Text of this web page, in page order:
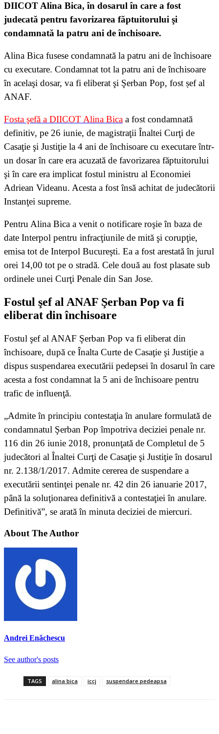
DIICOT Alina Bica, în dosarul în care a fost
judecată pentru favorizarea făptuitorului şi
condamnată la patru ani de închisoare.
Alina Bica fusese condamnată la patru ani de închisoare
cu executare. Condamnat tot la patru ani de închisoare
în acelaşi dosar, va fi eliberat şi Şerban Pop, fost șef al
ANAF.
Fosta şefă a DIICOT Alina Bica a fost condamnată
definitiv, pe 26 iunie, de magistraţii Înaltei Curţi de
Casaţie şi Justiţie la 4 ani de închisoare cu executare într-
un dosar în care era acuzată de favorizarea făptuitorului
şi în care era implicat fostul ministru al Economiei
Adriean Videanu. Acesta a fost însă achitat de judecătorii
Instanţei supreme.
Pentru Alina Bica a venit o notificare roşie în baza de
date Interpol pentru infracţiunile de mită şi corupţie,
emisa tot de Interpol Bucureşti. Ea a fost arestată în jurul
orei 14,00 tot pe o stradă. Cele două au fost plasate sub
ordinele unei Curţi Penale din San Jose.
Fostul şef al ANAF Şerban Pop va fi
eliberat din închisoare
Fostul şef al ANAF Şerban Pop va fi eliberat din
închisoare, după ce Înalta Curte de Casaţie şi Justiţie a
dispus suspendarea executării pedepsei în dosarul în care
acesta a fost condamnat la 5 ani de închisoare pentru
trafic de influenţă.
„Admite în principiu contestaţia în anulare formulată de
condamnatul Şerban Pop împotriva deciziei penale nr.
116 din 26 iunie 2018, pronunţată de Completul de 5
judecători al Înaltei Curţi de Casaţie şi Justiţie în dosarul
nr. 2.138/1/2017. Admite cererea de suspendare a
executării sentinţei penale nr. 42 din 26 ianuarie 2017,
până la soluţionarea definitivă a contestaţiei în anulare.
Definitivă”, se arată în minuta deciziei de miercuri.
About The Author
Andrei Enăchescu
See author's posts
TAGS alina bica iccj suspendare pedeapsa